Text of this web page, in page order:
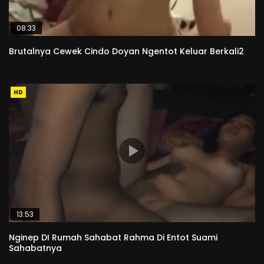
08:33
Brutalnya Cewek Cindo Doyan Ngentot Keluar Berkali2
HD
13:53
Nginep DI Rumah Sahabat Rahma Di Entot Suami
Sahabatnya